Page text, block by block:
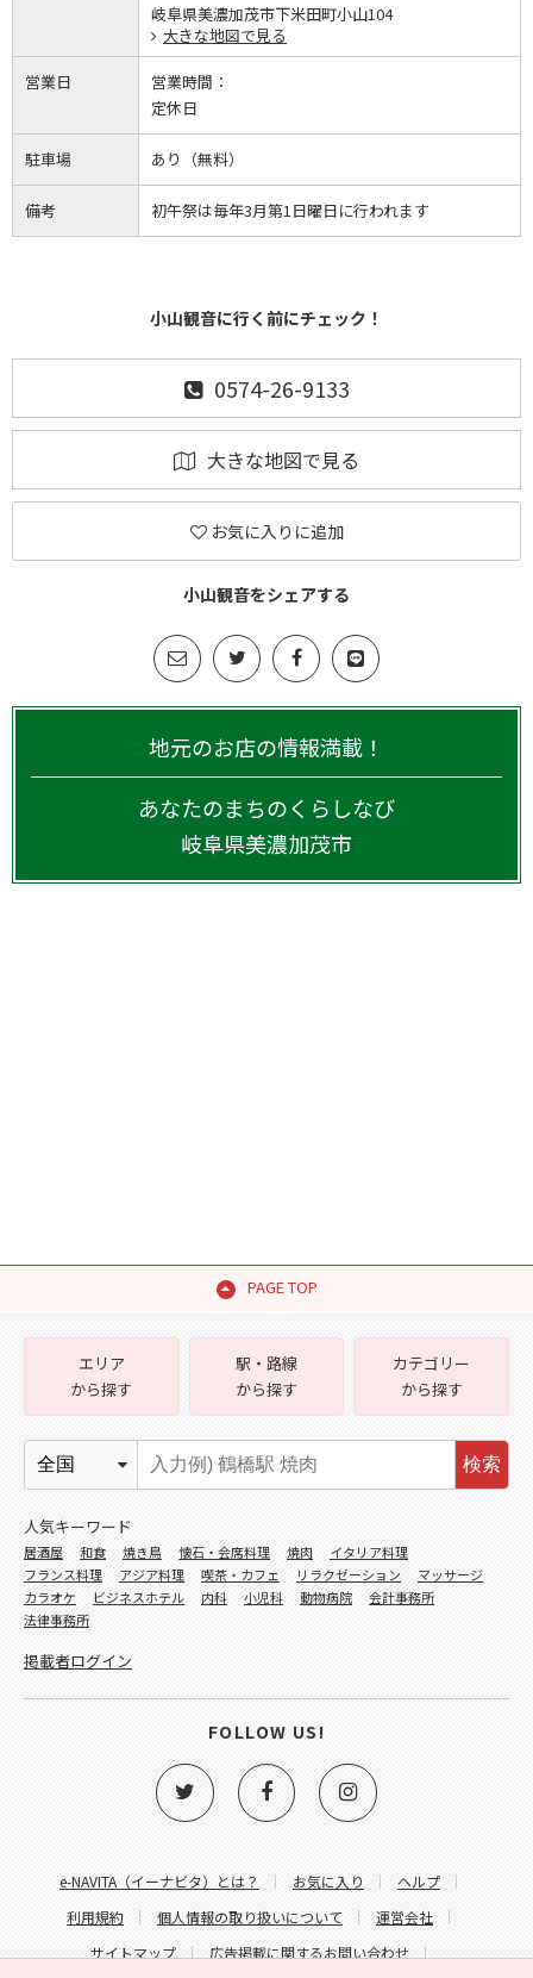
岐阜県美濃加茂市下米田町小山104
大きな地図で見る
営業日
営業時間：
定休日
駐車場 あり（無料）
備考 初午祭は毎年3月第1日曜日に行われます
小山観音に行く前にチェック！
0574-26-9133
大きな地図で見る
お気に入りに追加
小山観音をシェアする
地元のお店の情報満載！
あなたのまちのくらしなび
岐阜県美濃加茂市
PAGE TOP
e-NAVITA（イーナビタ）とは？ お気に入り
ヘルプ
利用規約
個人情報の取り扱いについて
運営会社
サイトマップ
広告掲載に関するお問い合わせ
エリア
から探す
駅・路線
から探す
カテゴリー
から探す
検索
人気キーワード
居酒屋 和食 焼き鳥 懐石・会席料理 焼肉
イタリア料理
フランス料理
アジア料理 喫茶・カフェ リラクゼーション
マッサージ
カラオケ
ビジネスホテル 内科 小児科 動物病院
会計事務所
法律事務所
掲載者ログイン
FOLLOW US!